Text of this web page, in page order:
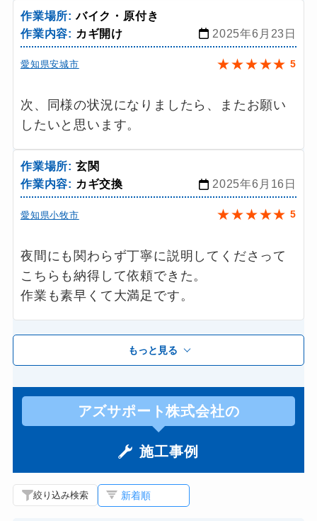
作業場所:バイク・原付き
作業内容: カギ開け 2025年6月23日
愛知県安城市 ★★★★★ 5
次、同様の状況になりましたら、またお願い
したいと思います。
作業場所: 玄関
作業内容: カギ交換 2025年6月16日
愛知県小牧市 ★★★★★ 5
夜間にも関わらず丁寧に説明してくださって
こちらも納得して依頼できた。
作業も素早くて大満足です。
もっと見る
アズサポート株式会社の
施工事例
絞り込み検索